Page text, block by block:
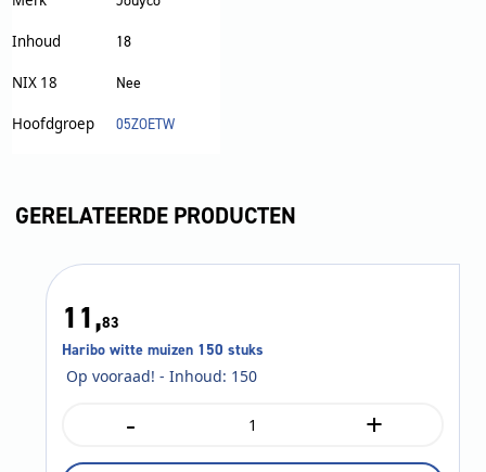
Inhoud 18
NIX 18 Nee
Hoofdgroep 05ZOETW
GERELATEERDE PRODUCTEN
11,83
Haribo witte muizen 150 stuks
Op vooraad! - Inhoud: 150
-
muizen
+